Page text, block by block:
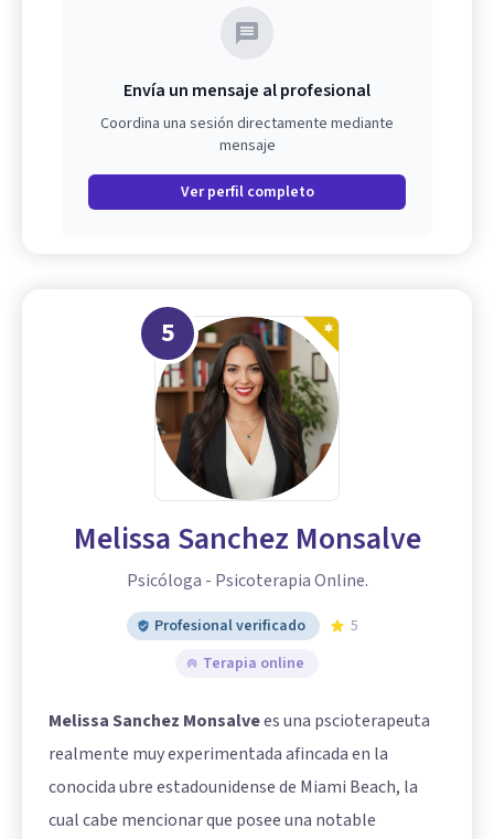
Envía un mensaje al profesional
Coordina una sesión directamente mediante
mensaje
Ver perfil completo
5
Melissa Sanchez Monsalve
Psicóloga - Psicoterapia Online.
Profesional verificado
5
Terapia online
Melissa Sanchez Monsalvees una pscioterapeuta
realmente muy experimentada afincada en la
conocida ubre estadounidense de Miami Beach, la
cual cabe mencionar que posee una notable